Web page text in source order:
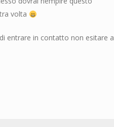
volta
entrare in contatto non esitare a